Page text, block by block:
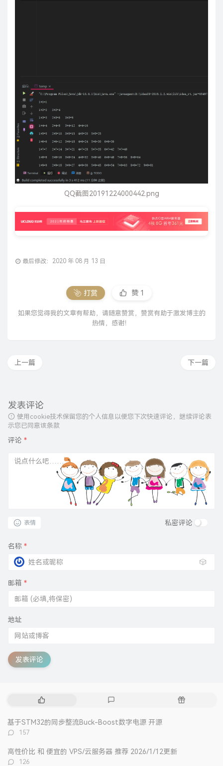
QQ截图20191224000442.png
最后修改：2020 年 08 月 13 日
打赏 赞 1
如果您觉得我的文章有帮助，请随意赞赏，赞赏有助于激发博主的
热情，感谢！
下一篇
上一篇
发表评论
使用cookie技术保留您的个人信息以便您下次快速评论，继续评论表
示您已同意该条款
评论 *
表情 私密评论
名称 *
🎲
邮箱 *
地址
发表评论
热
文
评
随
基于STM32的同步整流Buck-Boost数字电源 开源
评
数：
157
高性价比 和 便宜的 VPS/云服务器 推荐 2026/1/12更新
评
126